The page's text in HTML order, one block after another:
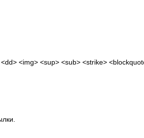
<img> <sup> <sub> <strike>